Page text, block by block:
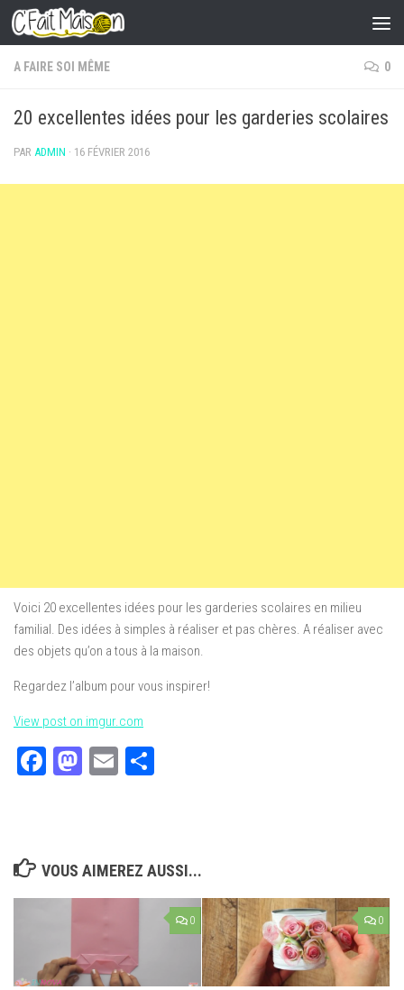
Skip to content
A FAIRE SOI MÊME 0
20 excellentes idées pour les garderies scolaires
PAR ADMIN · 16 FÉVRIER 2016
Voici 20 excellentes idées pour les garderies scolaires en milieu
familial. Des idées à simples à réaliser et pas chères. A réaliser avec
des objets qu’on a tous à la maison.
Regardez l’album pour vous inspirer!
View post on imgur.com
Facebook
Mastodon
Email
VOUS AIMEREZ AUSSI...
0 0